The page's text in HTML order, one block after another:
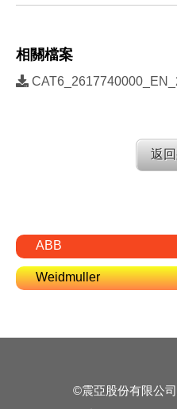
相關檔案
返
ABB
Weidmuller
©震亞股份有限公